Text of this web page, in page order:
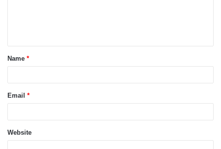
t
*Name *
Email *
Website